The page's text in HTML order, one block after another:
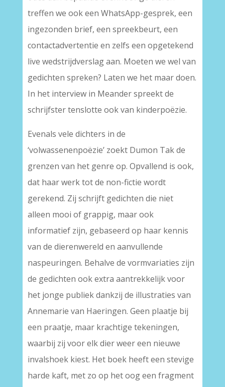
treffen we ook een WhatsApp-gesprek, een
ingezonden brief, een spreekbeurt, een
contactadvertentie en zelfs een opgetekend
live wedstrijdverslag aan. Moeten we wel van
gedichten spreken? Laten we het maar doen.
In het interview in Meander spreekt de
schrijfster tenslotte ook van kinderpoëzie.
Evenals vele dichters in de
‘volwassenenpoëzie’ zoekt Dumon Tak de
grenzen van het genre op. Opvallend is ook,
dat haar werk tot de non-fictie wordt
gerekend. Zij schrijft gedichten die niet
alleen mooi of grappig, maar ook
informatief zijn, gebaseerd op haar kennis
van de dierenwereld en aanvullende
naspeuringen. Behalve de vormvariaties zijn
de gedichten ook extra aantrekkelijk voor
het jonge publiek dankzij de illustraties van
Annemarie van Haeringen. Geen plaatje bij
een praatje, maar krachtige tekeningen,
waarbij zij voor elk dier weer een nieuwe
invalshoek kiest. Het boek heeft een stevige
harde kaft, met zo op het oog een fragment